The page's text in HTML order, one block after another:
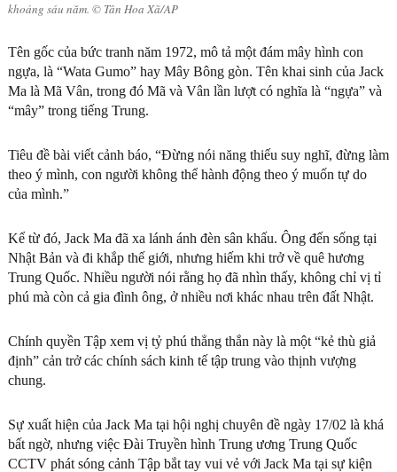
khoảng sáu năm. © Tân Hoa Xã/AP
Tên gốc của bức tranh năm 1972, mô tả một đám mây hình con
ngựa, là “Wata Gumo” hay Mây Bông gòn. Tên khai sinh của Jack
Ma là Mã Vân, trong đó Mã và Vân lần lượt có nghĩa là “ngựa” và
“mây” trong tiếng Trung.
Tiêu đề bài viết cảnh báo, “Đừng nói năng thiếu suy nghĩ, đừng làm
theo ý mình, con người không thể hành động theo ý muốn tự do
của mình.”
Kể từ đó, Jack Ma đã xa lánh ánh đèn sân khấu. Ông đến sống tại
Nhật Bản và đi khắp thế giới, nhưng hiếm khi trở về quê hương
Trung Quốc. Nhiều người nói rằng họ đã nhìn thấy, không chỉ vị tỉ
phú mà còn cả gia đình ông, ở nhiều nơi khác nhau trên đất Nhật.
Chính quyền Tập xem vị tỷ phú thẳng thắn này là một “kẻ thù giả
định” cản trở các chính sách kinh tế tập trung vào thịnh vượng
chung.
Sự xuất hiện của Jack Ma tại hội nghị chuyên đề ngày 17/02 là khá
bất ngờ, nhưng việc Đài Truyền hình Trung ương Trung Quốc
CCTV phát sóng cảnh Tập bắt tay vui vẻ với Jack Ma tại sự kiện